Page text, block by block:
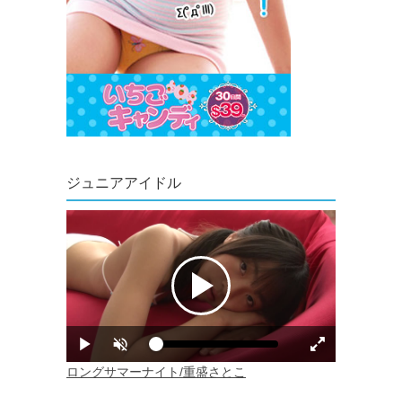
ジュニアアイドル